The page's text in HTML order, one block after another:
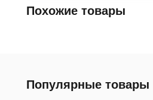
Похожие товары
Популярные товары